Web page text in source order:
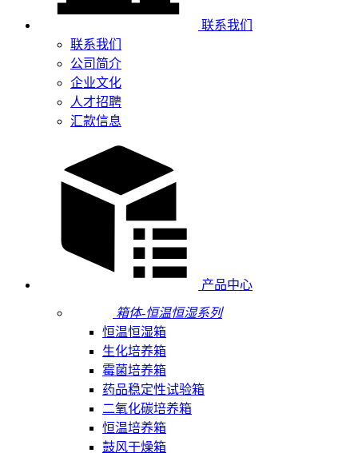
联系我们
联系我们
公司简介
企业文化
人才招聘
汇款信息
产品中心
箱体-恒温恒湿系列
恒温恒湿箱
生化培养箱
霉菌培养箱
药品稳定性试验箱
二氧化碳培养箱
恒温培养箱
鼓风干燥箱